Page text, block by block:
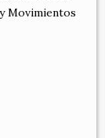
Movimientos